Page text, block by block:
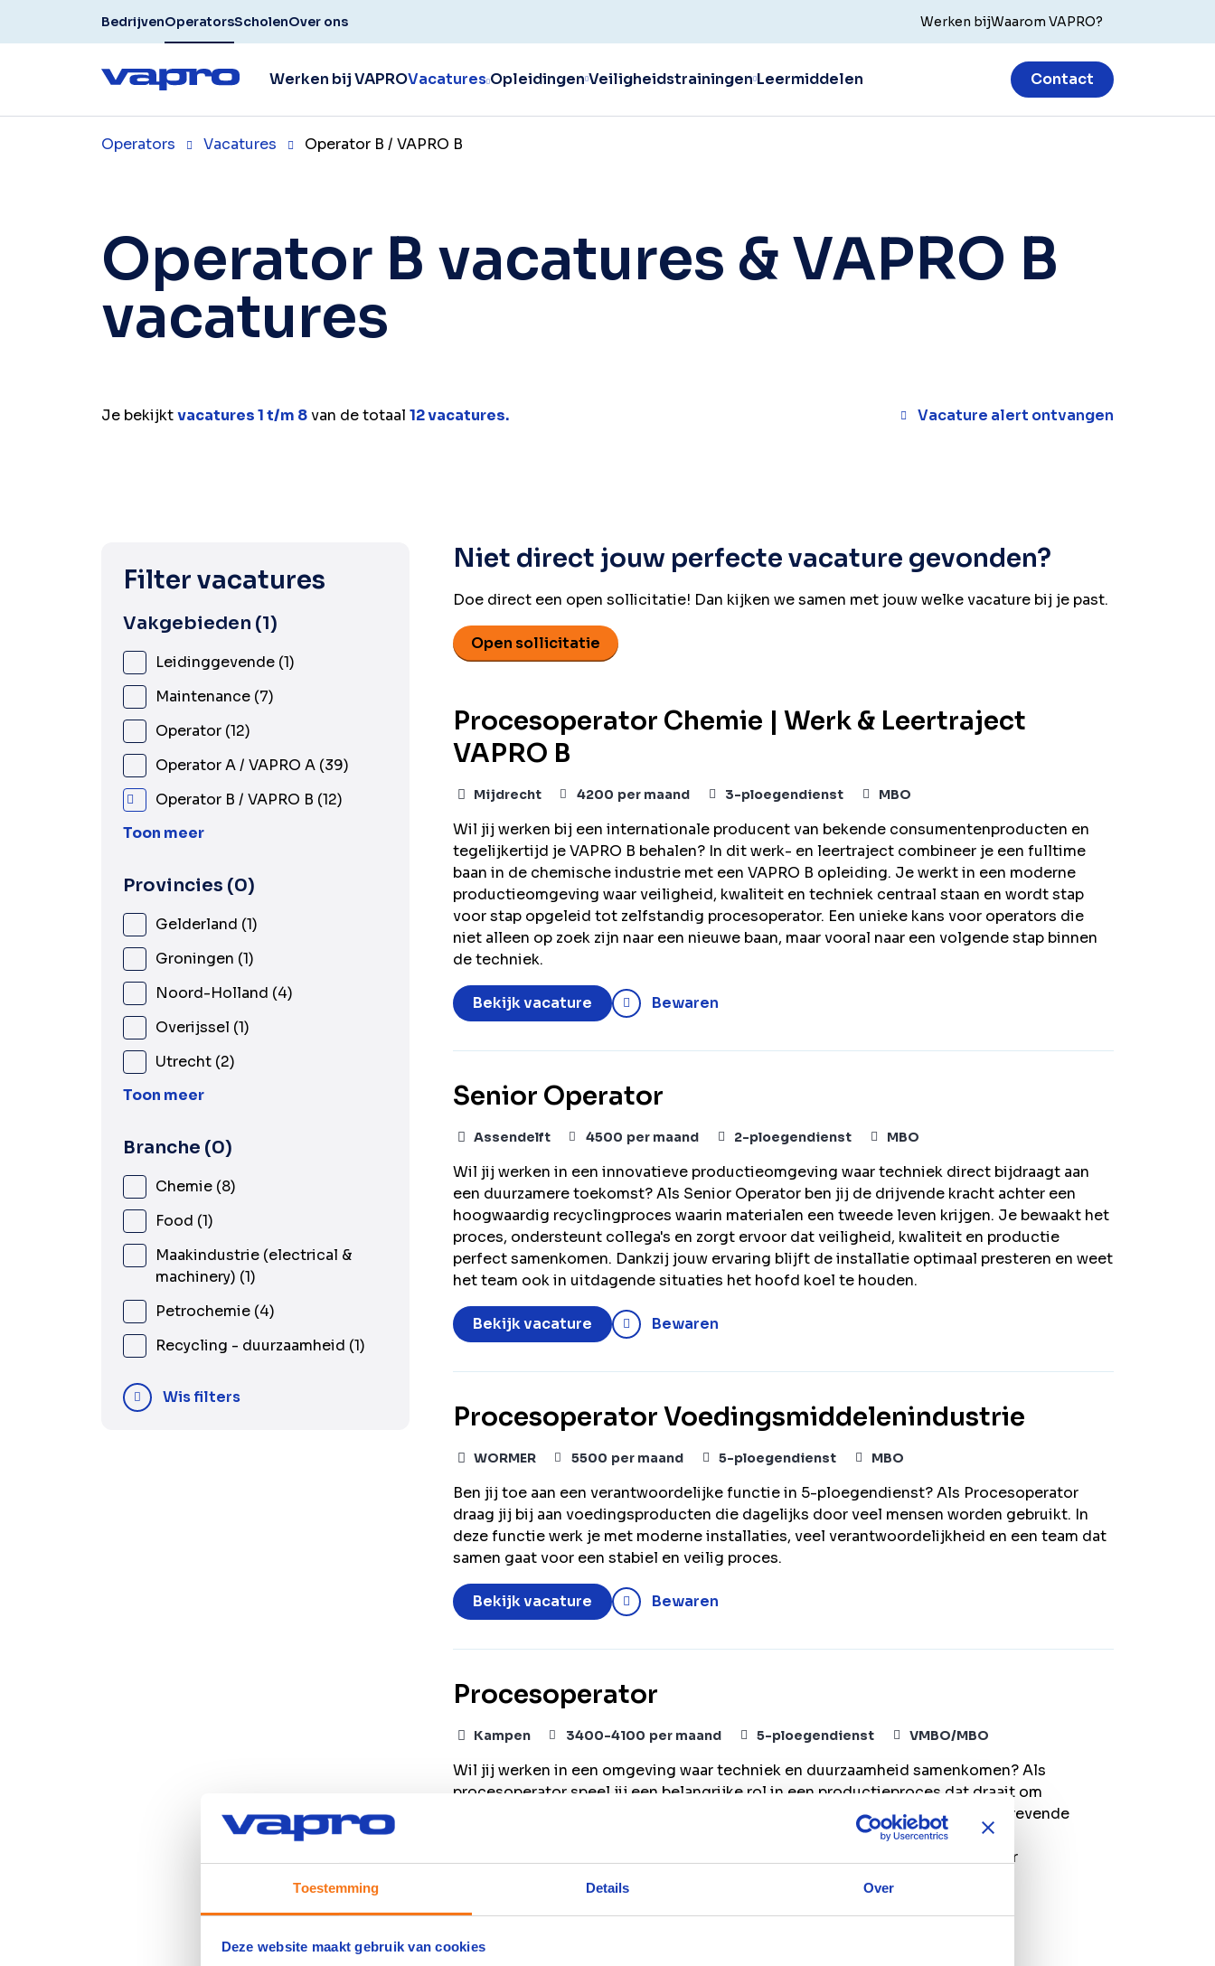
Toestemming Details Over
Deze website maakt gebruik van cookies
BedrijvenOperators
Werken bij VAPROVacatures Opleidingen Veiligheidstrainingen Leermiddelen
ScholenOver ons Werken bijWaarom VAPRO?
Contact
Operators Vacatures Operator B / VAPRO B
Operator B vacatures & VAPRO B
vacatures
Je bekijktvacatures 1 t/m 8van de totaal 12 vacatures. Vacature alert ontvangen
Filter vacatures
Vakgebieden 1
Leidinggevende 1
Maintenance 7
Operator 12
Operator A / VAPRO A 39
Operator B / VAPRO B 12
Toon meer
Provincies 0
Gelderland 1
Groningen 1
Noord-Holland 4
Overijssel 1
Utrecht 2
Toon meer
Branche 0
Chemie 8
Food 1
Maakindustrie (electrical &
machinery) 1
Petrochemie 4
Recycling - duurzaamheid 1
Wis filters
Niet direct jouw perfecte vacature gevonden?
Doe direct een open sollicitatie! Dan kijken we samen met jouw welke vacature bij je past.
Open sollicitatie
Procesoperator Chemie | Werk & Leertraject
VAPRO B
Mijdrecht 4200 per maand 3-ploegendienst MBO
Wil jij werken bij een internationale producent van bekende consumentenproducten en
tegelijkertijd je VAPRO B behalen? In dit werk- en leertraject combineer je een fulltime
baan in de chemische industrie met een VAPRO B opleiding. Je werkt in een moderne
productieomgeving waar veiligheid, kwaliteit en techniek centraal staan en wordt stap
voor stap opgeleid tot zelfstandig procesoperator. Een unieke kans voor operators die
niet alleen op zoek zijn naar een nieuwe baan, maar vooral naar een volgende stap binnen
de techniek.
Bekijk vacature Bewaren
Senior Operator
Assendelft 4500 per maand 2-ploegendienst MBO
Wil jij werken in een innovatieve productieomgeving waar techniek direct bijdraagt aan
een duurzamere toekomst? Als Senior Operator ben jij de drijvende kracht achter een
hoogwaardig recyclingproces waarin materialen een tweede leven krijgen. Je bewaakt het
proces, ondersteunt collega's en zorgt ervoor dat veiligheid, kwaliteit en productie
perfect samenkomen. Dankzij jouw ervaring blijft de installatie optimaal presteren en weet
het team ook in uitdagende situaties het hoofd koel te houden.
Bekijk vacature Bewaren
Procesoperator Voedingsmiddelenindustrie
WORMER 5500 per maand 5-ploegendienst MBO
Ben jij toe aan een verantwoordelijke functie in 5-ploegendienst? Als Procesoperator
draag jij bij aan voedingsproducten die dagelijks door veel mensen worden gebruikt. In
deze functie werk je met moderne installaties, veel verantwoordelijkheid en een team dat
samen gaat voor een stabiel en veilig proces.
Bekijk vacature Bewaren
Procesoperator
Kampen 3400-4100 per maand 5-ploegendienst VMBO/MBO
Wil jij werken in een omgeving waar techniek en duurzaamheid samenkomen? Als
procesoperator speel jij een belangrijke rol in een productieproces dat draait om
innovatie, efficiëntie en het hergebruik van grondstoffen. Voor een vooruitstrevende
organisatie binnen de duurzame industrie zoeken wij een procesoperator die
verantwoordelijkheid neemt, technisch inzicht heeft en graag meedenkt over
verbeteringen. Jouw werk draagt direct bij aan een slimmer en duurzamer
Bekijk vacature